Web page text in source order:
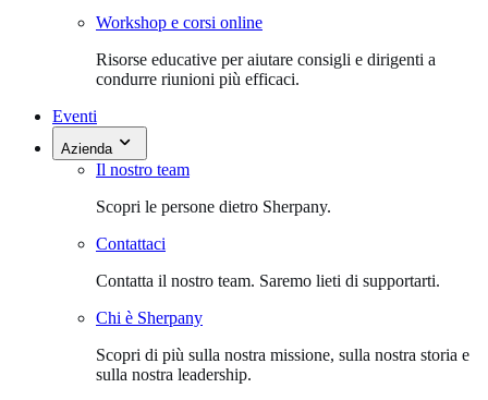
Workshop e corsi online
Risorse educative per aiutare consigli e dirigenti a
condurre riunioni più efficaci.
Eventi
Azienda
Il nostro team
Scopri le persone dietro Sherpany.
Contattaci
Contatta il nostro team. Saremo lieti di supportarti.
Chi è Sherpany
Scopri di più sulla nostra missione, sulla nostra storia e
sulla nostra leadership.